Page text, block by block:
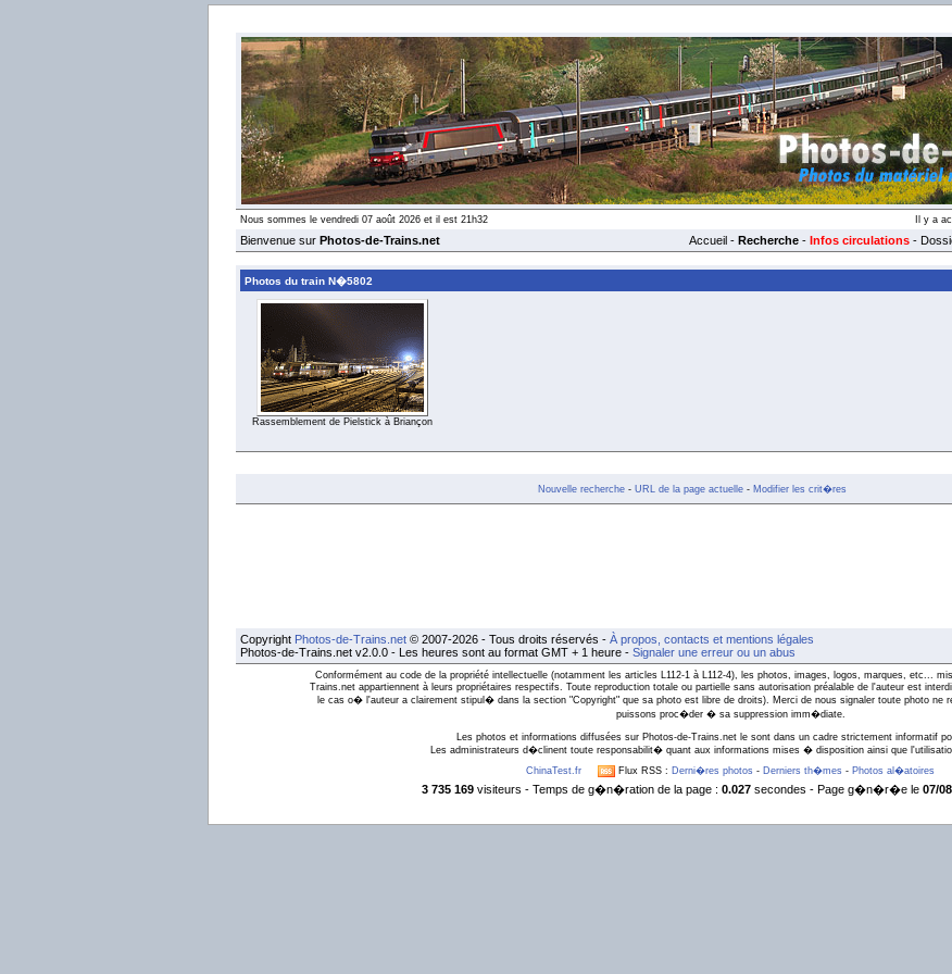
Nous sommes le vendredi 07 août 2026 et il est 21h32 Il y a
Bienvenue sur Photos-de-Trains.net Accueil - Recherche - Infos circulations -
Photos du train N�5802
Rassemblement de Pielstick à Briançon
Nouvelle recherche- URL de la page actuelle- Modifier les crit�res
Copyright Photos-de-Trains.net © 2007-2026 - Tous droits réservés - À propos, contacts et mentions légales
Photos-de-Trains.net v2.0.0 - Les heures sont au format GMT + 1 heure - Signaler une erreur ou un abus
Conformément au code de la propriété intellectuelle (notamment les articles L112-1 à L112-4), les photos, images, logos, marques, etc...
Trains.net appartiennent à leurs propriétaires respectifs. Toute reproduction totale ou partielle sans autorisation préalable de l'auteur est
le cas o� l'auteur a clairement stipul� dans la section "Copyright" que sa photo est libre de droits). Merci de nous signaler toute photo ne
puissons proc�der � sa suppression imm�diate.
Les photos et informations diffusées sur Photos-de-Trains.net le sont dans un cadre strictement informatif
Les administrateurs d�clinent toute responsabilit� quant aux informations mises � disposition ainsi que
ChinaTest.fr
Flux RSS : Derni�res photos - Derniers th�mes - Photos al�atoires
3 735 169visiteurs - Temps de g�n�ration de la page : 0.027secondes - Page g�n�r�e le 07/